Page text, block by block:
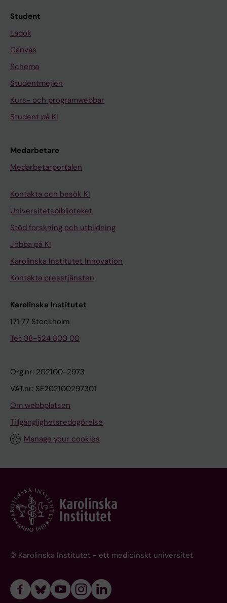
Student
Ladok
Canvas
Schema
Studentmejlen
Kurs- och programwebbar
Student på KI
Medarbetare
Medarbetarportalen
Kontakta och besök KI
Universitetsbiblioteket
Stöd forskning och utbildning
Jobba på KI
Karolinska Institutet Innovation
Kontakta presstjänsten
Karolinska Institutet
171 77 Stockholm
Tel: 08-524 800 00
Org.nr: 202100-2973
VAT.nr: SE202100297301
Om webbplatsen
Tillgänglighetsredogörelse
Manage your cookies
© Karolinska Institutet - ett medicinskt universitet